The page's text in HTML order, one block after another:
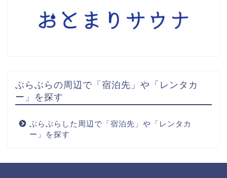
ぶらぶらの周辺で「宿泊先」や「レンタカ
ー」を探す
ぶらぶらした周辺で「宿泊先」や「レンタカ
ー」を探す